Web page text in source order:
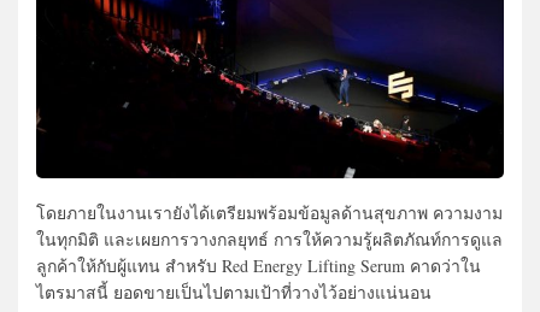
โดยภายในงานเรายังได้เตรียมพร้อมข้อมูลด้านสุขภาพ ความงาม
ในทุกมิติ และเผยการวางกลยุทธ์ การให้ความรู้ผลิตภัณท์การดูแล
ลูกค้าให้กับผู้แทน สำหรับ Red Energy Lifting Serum คาดว่าใน
ไตรมาสนี้ ยอดขายเป็นไปตามเป้าที่วางไว้อย่างแน่นอน